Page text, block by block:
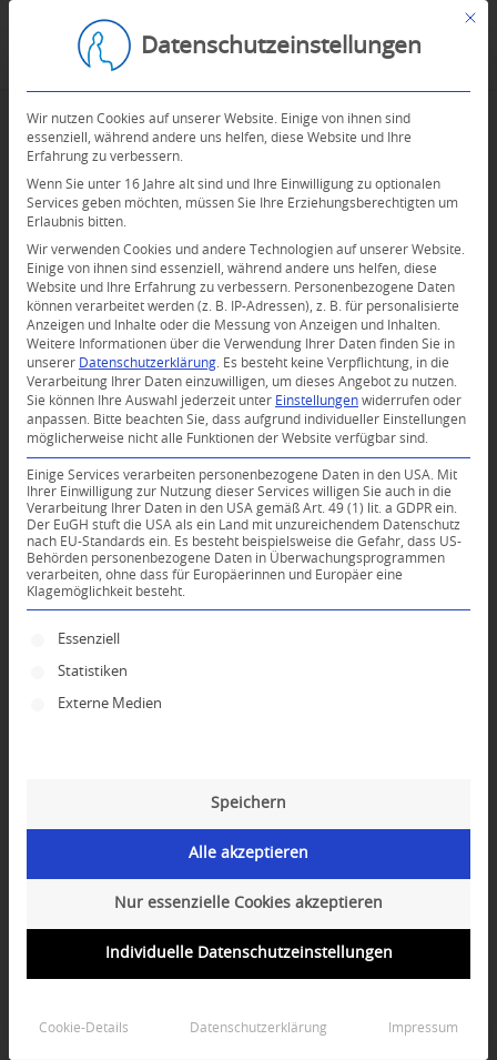
0
Dein Kommentar
An Diskussion beteiligen?
Hinterlassen Sie uns Ihren Kommentar!
Mit
Datenschutzeinstellungen
Wir nutzen Cookies auf unserer Website. Einige von ihnen sind
essenziell, während andere uns helfen, diese Website und Ihre
Erfahrung zu verbessern.
Wenn Sie unter 16 Jahre alt sind und Ihre Einwilligung zu optionalen
Services geben möchten, müssen Sie Ihre Erziehungsberechtigten um
Erlaubnis bitten.
Wir verwenden Cookies und andere Technologien auf unserer Website.
Einige von ihnen sind essenziell, während andere uns helfen, diese
Website und Ihre Erfahrung zu verbessern.
Personenbezogene Daten
können verarbeitet werden (z. B. IP-Adressen), z. B. für personalisierte
Anzeigen und Inhalte oder die Messung von Anzeigen und Inhalten.
Weitere Informationen über die Verwendung Ihrer Daten finden Sie in
unserer Datenschutzerklärung
Es besteht keine Verpflichtung, in die
Verarbeitung Ihrer Daten einzuwilligen, um dieses Angebot zu nutzen.
Sie können Ihre Auswahl jederzeit unter Einstellungen widerrufen oder
anpassen.
Bitte beachten Sie, dass aufgrund individueller Einstellungen
möglicherweise nicht alle Funktionen der Website verfügbar sind.
Einige Services verarbeiten personenbezogene Daten in den USA. Mit
Ihrer Einwilligung zur Nutzung dieser Services willigen Sie auch in die
Verarbeitung Ihrer Daten in den USA gemäß Art. 49 (1) lit. a GDPR ein.
Der EuGH stuft die USA als ein Land mit unzureichendem Datenschutz
nach EU-Standards ein. Es besteht beispielsweise die Gefahr, dass US-
Behörden personenbezogene Daten in Überwachungsprogrammen
verarbeiten, ohne dass für Europäerinnen und Europäer eine
Klagemöglichkeit besteht.
Es folgt eine Liste der Service-Gruppen, für die
Essenziell
Statistiken
Externe Medien
Speichern
Alle akzeptieren
Nur essenzielle Cookies akzeptieren
Individuelle Datenschutzeinstellungen
Cookie-Details Datenschutzerklärung Impressum